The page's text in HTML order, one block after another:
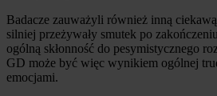
Badacze zauważyli również inną
silniej przeżywały smutek po
ogólną skłonność do pesymistycznego
GD może być więc wynikiem ogólnej
emocjami.